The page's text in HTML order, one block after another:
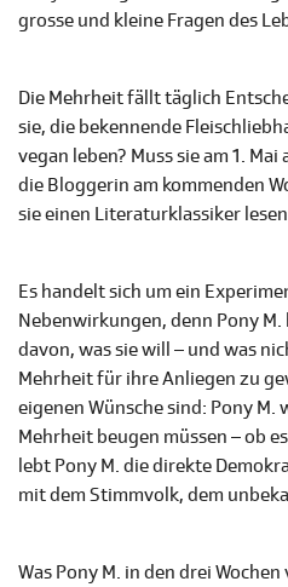
grosse und kleine Fragen des
Die Mehrheit fällt täglich
sie, die bekennende
vegan leben? Muss sie am 1.
die Bloggerin am kommenden
sie einen Literaturklassiker
Es handelt sich um ein
Nebenwirkungen, denn Pony
davon, was sie will – und was
Mehrheit für ihre Anliegen zu
eigenen Wünsche sind: Pony
Mehrheit beugen müssen – ob
lebt Pony M. die direkte
mit dem Stimmvolk, dem
Was Pony M. in den drei